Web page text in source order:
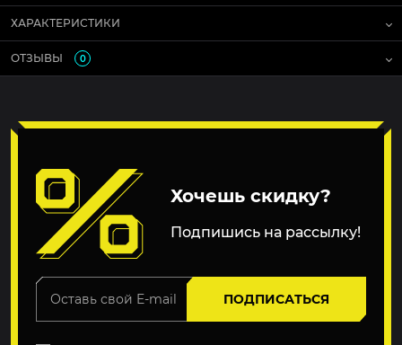
ХАРАКТЕРИСТИКИ
ОТЗЫВЫ 0
Хочешь скидку?
Подпишись на рассылку!
ПОДПИСАТЬСЯ